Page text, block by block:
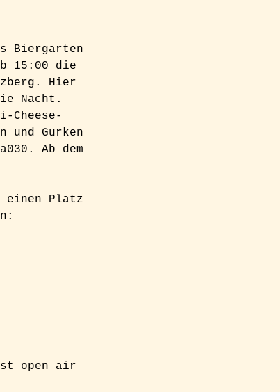
Biergarten
15:00 die
Hier
Nacht.
Cheese-
und Gurken
Ab dem
einen Platz
open air